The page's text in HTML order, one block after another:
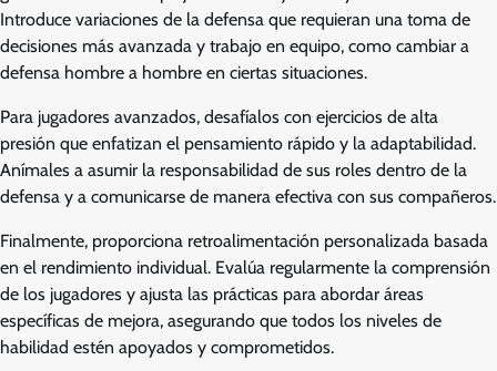
Introduce variaciones de la defensa que requieran una toma de
decisiones más avanzada y trabajo en equipo, como cambiar a
defensa hombre a hombre en ciertas situaciones.
Para jugadores avanzados, desafíalos con ejercicios de alta
presión que enfatizan el pensamiento rápido y la adaptabilidad.
Anímales a asumir la responsabilidad de sus roles dentro de la
defensa y a comunicarse de manera efectiva con sus compañeros.
Finalmente, proporciona retroalimentación personalizada basada
en el rendimiento individual. Evalúa regularmente la comprensión
de los jugadores y ajusta las prácticas para abordar áreas
específicas de mejora, asegurando que todos los niveles de
habilidad estén apoyados y comprometidos.